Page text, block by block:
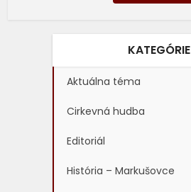
KATEGÓRIE
Aktuálna téma
Cirkevná hudba
Editoriál
História – Markušovce